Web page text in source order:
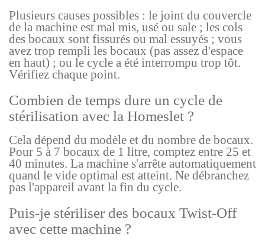
Plusieurs causes possibles : le joint du couvercle
de la machine est mal mis, usé ou sale ; les cols
des bocaux sont fissurés ou mal essuyés ; vous
avez trop rempli les bocaux (pas assez d'espace
en haut) ; ou le cycle a été interrompu trop tôt.
Vérifiez chaque point.
Combien de temps dure un cycle de
stérilisation avec la Homeslet ?
Cela dépend du modèle et du nombre de bocaux.
Pour 5 à 7 bocaux de 1 litre, comptez entre 25 et
40 minutes. La machine s'arrête automatiquement
quand le vide optimal est atteint. Ne débranchez
pas l'appareil avant la fin du cycle.
Puis-je stériliser des bocaux Twist-Off
avec cette machine ?